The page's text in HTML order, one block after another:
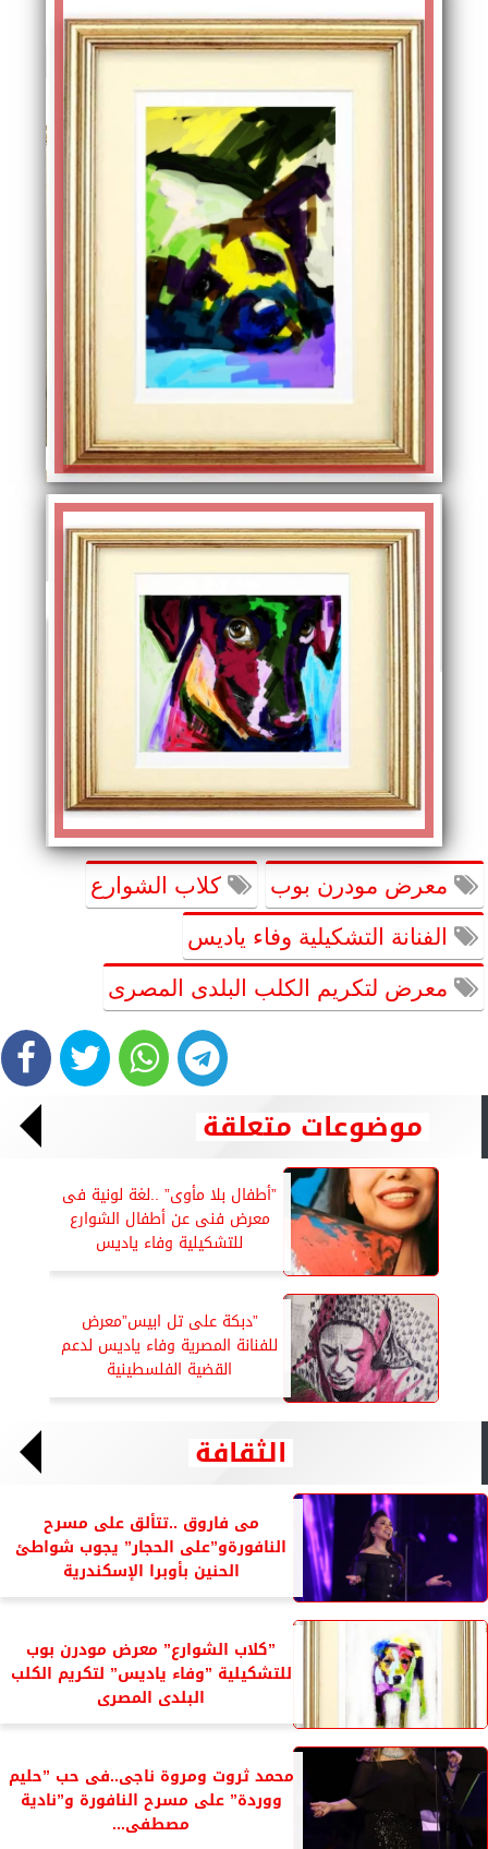
معرض مودرن بوب كلاب الشوارع
الفنانة التشكيلية وفاء ياديس
معرض لتكريم الكلب البلدى المصرى
موضوعات متعلقة
”أطفال بلا مأوى” ..لغة لونية فى
معرض فنى عن أطفال الشوارع
للتشكيلية وفاء ياديس
”دبكة على تل ابيس”معرض
للفنانة المصرية وفاء ياديس لدعم
القضية الفلسطينية
الثقافة
مى فاروق ..تتألق على مسرح
النافورةو”على الحجار” يجوب شواطئ
الحنين بأوبرا الإسكندرية
”كلاب الشوارع” معرض مودرن بوب
للتشكيلية ”وفاء ياديس” لتكريم الكلب
البلدى المصرى
محمد ثروت ومروة ناجى..فى حب ”حليم
ووردة” على مسرح النافورة و”نادية
مصطفى...